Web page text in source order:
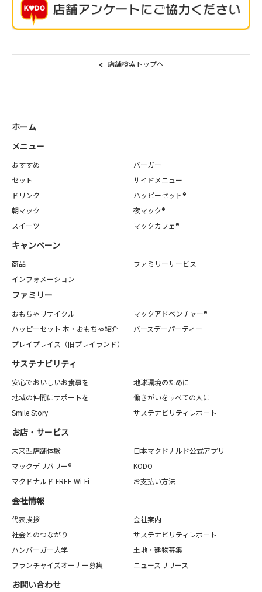
店舗検索トップへ
ホーム
メニュー
おすすめ
バーガー
セット
サイドメニュー
ドリンク
ハッピーセット®
朝マック
夜マック®
スイーツ
マックカフェ®
キャンペーン
商品
ファミリーサービス
インフォメーション
ファミリー
おもちゃリサイクル
マックアドベンチャー®
ハッピーセット 本・おもちゃ紹介
バースデーパーティー
プレイプレイス（旧プレイランド）
サステナビリティ
安心でおいしいお食事を
地球環境のために
地域の仲間にサポートを
働きがいをすべての人に
Smile Story
サステナビリティレポート
お店・サービス
未来型店舗体験
日本マクドナルド公式アプリ
マックデリバリー®
KODO
マクドナルド FREE Wi-Fi
お支払い方法
会社情報
代表挨拶
会社案内
社会とのつながり
サステナビリティレポート
ハンバーガー大学
土地・建物募集
フランチャイズオーナー募集
ニュースリリース
お問い合わせ